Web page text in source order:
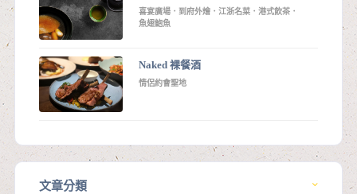
喜宴廣場．到府外燴．江浙名菜．港式飲茶．
魚翅鮑魚
Naked 裸餐酒
情侶約會聖地
文章分類